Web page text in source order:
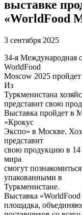
выставке
«WorldFood
3 сентября 2025
34-я Международная
WorldFood
Moscow 2025
Из
Туркменистана
представит свою
Выставка пройдет в
«Крокус
Экспо» в Москве.
представит
свою продукцию в 14
мира
смогут
упакованными в
Туркменистане.
Выставка
площадка,